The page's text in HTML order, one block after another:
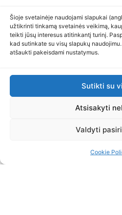
Šioje svetainėje naudojami slapukai
užtikrinti tinkamą svetainės veikimą,
teikti jūsų interesus atitinkantį turinį.
kad sutinkate su visų slapukų
atšaukti pakeisdami nustatymus.
Sutikti su
Atsisakyti
Valdyti
Cookie